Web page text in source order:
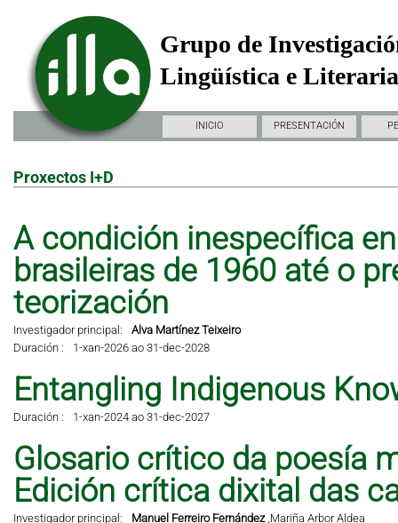
Grupo de
Lingüística e
INICIO PRESENTACIÓN
Proxectos I+D
A condición inespecífica
brasileiras de 1960 até o
teorización
Investigador principal:
Alva Martínez Teixeiro
Duración :
1-xan-2026 ao 31-dec-2028
Entangling Indigenous
Duración : 1-xan-2024 ao 31-dec-2027
Glosario crítico da poesía
Edición crítica dixital das
Investigador principal: Manuel Ferreiro Fernández,Mariña Arbor Aldea